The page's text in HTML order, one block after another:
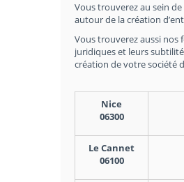
Vous trouverez au sein
autour de la création
Vous trouverez aussi
juridiques et leurs
création de votre société
Nice
06300
Le Cannet
06100